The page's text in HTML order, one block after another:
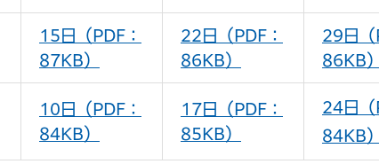
15日（PDF：
87KB）
22日（PDF：
86KB）
29日（
86KB）
10日（PDF：
84KB）
17日（PDF：
85KB）
24日（
84KB）